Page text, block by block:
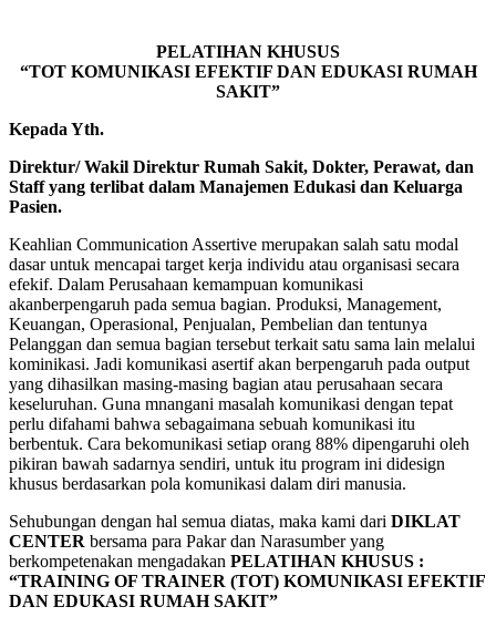
PELATIHAN KHUSUS
“TOT KOMUNIKASI EFEKTIF DAN EDUKASI RUMAH
SAKIT”
Kepada Yth.
Direktur/ Wakil Direktur Rumah Sakit, Dokter, Perawat, dan
Staff yang terlibat dalam Manajemen Edukasi dan Keluarga
Pasien.
Keahlian Communication Assertive merupakan salah satu modal
dasar untuk mencapai target kerja individu atau organisasi secara
efekif. Dalam Perusahaan kemampuan komunikasi
akanberpengaruh pada semua bagian. Produksi, Management,
Keuangan, Operasional, Penjualan, Pembelian dan tentunya
Pelanggan dan semua bagian tersebut terkait satu sama lain melalui
kominikasi. Jadi komunikasi asertif akan berpengaruh pada output
yang dihasilkan masing-masing bagian atau perusahaan secara
keseluruhan. Guna mnangani masalah komunikasi dengan tepat
perlu difahami bahwa sebagaimana sebuah komunikasi itu
berbentuk. Cara bekomunikasi setiap orang 88% dipengaruhi oleh
pikiran bawah sadarnya sendiri, untuk itu program ini didesign
khusus berdasarkan pola komunikasi dalam diri manusia.
Sehubungan dengan hal semua diatas, maka kami dari DIKLAT
CENTER bersama para Pakar dan Narasumber yang
berkompetenakan mengadakan PELATIHAN KHUSUS :
“TRAINING OF TRAINER (TOT) KOMUNIKASI EFEKTIF
DAN EDUKASI RUMAH SAKIT”